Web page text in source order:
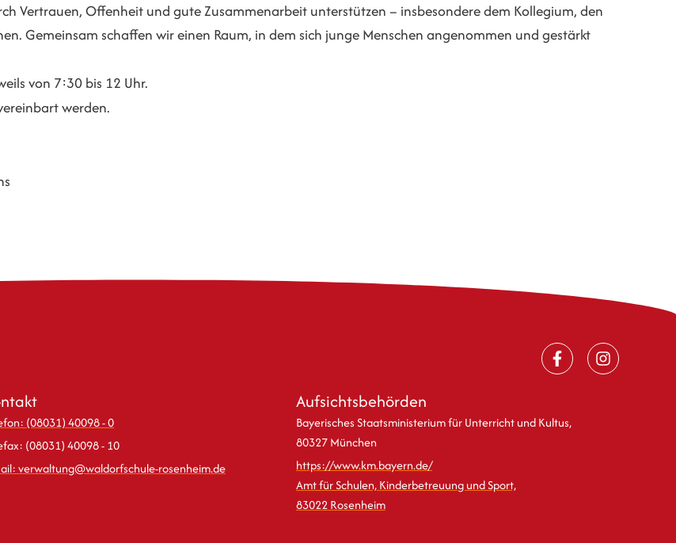
Vertrauen, Offenheit und gute Zusammenarbeit unterstützen – insbesondere dem Kollegium, den
Gemeinsam schaffen wir einen Raum, in dem sich junge Menschen angenommen und gestärkt
von 7:30 bis 12 Uhr.
werden.
(08031) 40098 - 0
(08031) 40098 - 10
verwaltung@waldorfschule-rosenheim.de
Aufsichtsbehörden
Bayerisches Staatsministerium für Unterricht und Kultus,
80327 München
https://www.km.bayern.de/
Amt für Schulen, Kinderbetreuung und Sport,
83022 Rosenheim